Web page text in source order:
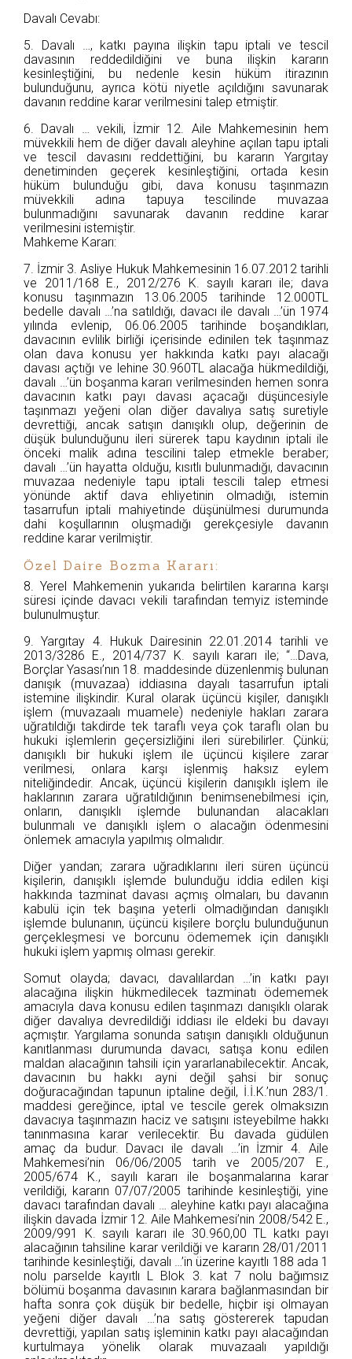
Davalı Cevabı:
5. Davalı …, katkı payına ilişkin tapu iptali ve tescil
davasının reddedildiğini ve buna ilişkin kararın
kesinleştiğini, bu nedenle kesin hüküm itirazının
bulunduğunu, ayrıca kötü niyetle açıldığını savunarak
davanın reddine karar verilmesini talep etmiştir.
6. Davalı … vekili, İzmir 12. Aile Mahkemesinin hem
müvekkili hem de diğer davalı aleyhine açılan tapu iptali
ve tescil davasını reddettiğini, bu kararın Yargıtay
denetiminden geçerek kesinleştiğini, ortada kesin
hüküm bulunduğu gibi, dava konusu taşınmazın
müvekkili adına tapuya tescilinde muvazaa
bulunmadığını savunarak davanın reddine karar
verilmesini istemiştir.
Mahkeme Kararı:
7. İzmir 3. Asliye Hukuk Mahkemesinin 16.07.2012 tarihli
ve 2011/168 E., 2012/276 K. sayılı kararı ile; dava
konusu taşınmazın 13.06.2005 tarihinde 12.000TL
bedelle davalı …’na satıldığı, davacı ile davalı …’ün 1974
yılında evlenip, 06.06.2005 tarihinde boşandıkları,
davacının evlilik birliği içerisinde edinilen tek taşınmaz
olan dava konusu yer hakkında katkı payı alacağı
davası açtığı ve lehine 30.960TL alacağa hükmedildiği,
davalı …’ün boşanma kararı verilmesinden hemen sonra
davacının katkı payı davası açacağı düşüncesiyle
taşınmazı yeğeni olan diğer davalıya satış suretiyle
devrettiği, ancak satışın danışıklı olup, değerinin de
düşük bulunduğunu ileri sürerek tapu kaydının iptali ile
önceki malik adına tescilini talep etmekle beraber;
davalı …’ün hayatta olduğu, kısıtlı bulunmadığı, davacının
muvazaa nedeniyle tapu iptali tescili talep etmesi
yönünde aktif dava ehliyetinin olmadığı, istemin
tasarrufun iptali mahiyetinde düşünülmesi durumunda
dahi koşullarının oluşmadığı gerekçesiyle davanın
reddine karar verilmiştir.
Özel Daire Bozma Kararı:
8. Yerel Mahkemenin yukarıda belirtilen kararına karşı
süresi içinde davacı vekili tarafından temyiz isteminde
bulunulmuştur.
9. Yargıtay 4. Hukuk Dairesinin 22.01.2014 tarihli ve
2013/3286 E., 2014/737 K. sayılı kararı ile; “…Dava,
Borçlar Yasası’nın 18. maddesinde düzenlenmiş bulunan
danışık (muvazaa) iddiasına dayalı tasarrufun iptali
istemine ilişkindir. Kural olarak üçüncü kişiler, danışıklı
işlem (muvazaalı muamele) nedeniyle hakları zarara
uğratıldığı takdirde tek taraflı veya çok taraflı olan bu
hukuki işlemlerin geçersizliğini ileri sürebilirler. Çünkü;
danışıklı bir hukuki işlem ile üçüncü kişilere zarar
verilmesi, onlara karşı işlenmiş haksız eylem
niteliğindedir. Ancak, üçüncü kişilerin danışıklı işlem ile
haklarının zarara uğratıldığının benimsenebilmesi için,
onların, danışıklı işlemde bulunandan alacakları
bulunmalı ve danışıklı işlem o alacağın ödenmesini
önlemek amacıyla yapılmış olmalıdır.
Diğer yandan; zarara uğradıklarını ileri süren üçüncü
kişilerin, danışıklı işlemde bulunduğu iddia edilen kişi
hakkında tazminat davası açmış olmaları, bu davanın
kabulü için tek başına yeterli olmadığından danışıklı
işlemde bulunanın, üçüncü kişilere borçlu bulunduğunun
gerçekleşmesi ve borcunu ödememek için danışıklı
hukuki işlem yapmış olması gerekir.
Somut olayda; davacı, davalılardan …’in katkı payı
alacağına ilişkin hükmedilecek tazminatı ödememek
amacıyla dava konusu edilen taşınmazı danışıklı olarak
diğer davalıya devredildiği iddiası ile eldeki bu davayı
açmıştır. Yargılama sonunda satışın danışıklı olduğunun
kanıtlanması durumunda davacı, satışa konu edilen
maldan alacağının tahsili için yararlanabilecektir. Ancak,
davacının bu hakkı ayni değil şahsi bir sonuç
doğuracağından tapunun iptaline değil, İ.İ.K.’nun 283/1.
maddesi gereğince, iptal ve tescile gerek olmaksızın
davacıya taşınmazın haciz ve satışını isteyebilme hakkı
tanınmasına karar verilecektir. Bu davada güdülen
amaç da budur. Davacı ile davalı …’in İzmir 4. Aile
Mahkemesi’nin 06/06/2005 tarih ve 2005/207 E.,
2005/674 K., sayılı kararı ile boşanmalarına karar
verildiği, kararın 07/07/2005 tarihinde kesinleştiği, yine
davacı tarafından davalı … aleyhine katkı payı alacağına
ilişkin davada İzmir 12. Aile Mahkemesi’nin 2008/542 E.,
2009/991 K. sayılı kararı ile 30.960,00 TL katkı payı
alacağının tahsiline karar verildiği ve kararın 28/01/2011
tarihinde kesinleştiği, davalı …’in üzerine kayıtlı 188 ada 1
nolu parselde kayıtlı L Blok 3. kat 7 nolu bağımsız
bölümü boşanma davasının karara bağlanmasından bir
hafta sonra çok düşük bir bedelle, hiçbir işi olmayan
yeğeni diğer davalı …’na satış göstererek tapudan
devrettiği, yapılan satış işleminin katkı payı alacağından
kurtulmaya yönelik olarak muvazaalı yapıldığı